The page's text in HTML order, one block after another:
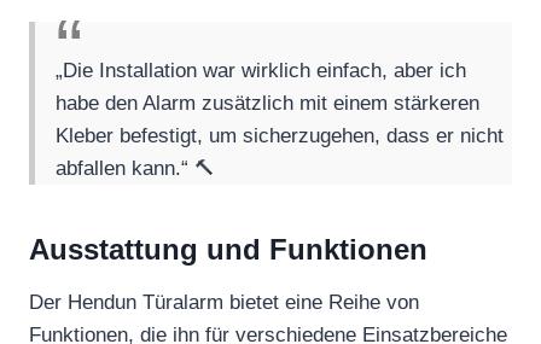
„Die Installation war wirklich einfach, aber ich
habe den Alarm zusätzlich mit einem stärkeren
Kleber befestigt, um sicherzugehen, dass er nicht
abfallen kann.“ 🔨
Ausstattung und Funktionen
Der Hendun Türalarm bietet eine Reihe von
Funktionen, die ihn für verschiedene Einsatzbereiche